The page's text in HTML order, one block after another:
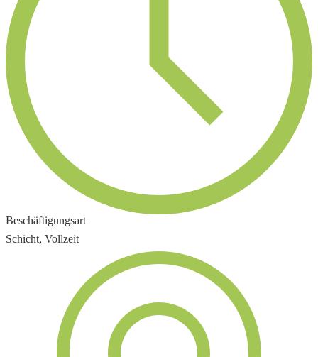
Beschäftigungsart
Schicht, Vollzeit